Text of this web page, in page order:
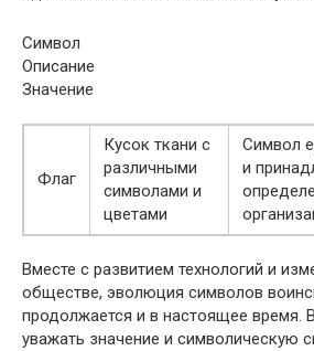
Символ
Описание
Значение
Флаг
Кусок ткани с
различными
символами и
цветами
Символ
и
Вместе с развитием технологий и
обществе, эволюция символов
продолжается и в настоящее время.
уважать значение и символическую